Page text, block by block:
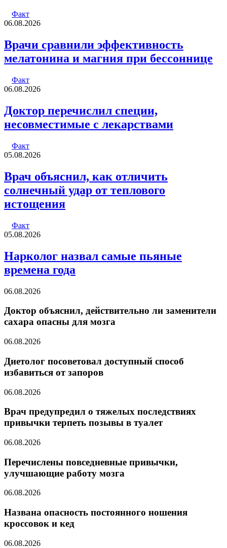
Факт
06.08.2026
Врачи сравнили эффективность
мелатонина и магния при бессоннице
Факт
06.08.2026
Доктор перечислил специи,
несовместимые с лекарствами
Факт
05.08.2026
Врач объяснил, как отличить
солнечный удар от теплового
истощения
Факт
05.08.2026
Нарколог назвал самые пьяные
времена года
06.08.2026
Доктор объяснил, действительно ли заменители
сахара опасны для мозга
06.08.2026
Диетолог посоветовал доступный способ
избавиться от запоров
06.08.2026
Врач предупредил о тяжелых последствиях
привычки терпеть позывы в туалет
06.08.2026
Перечислены повседневные привычки,
улучшающие работу мозга
06.08.2026
Названа опасность постоянного ношения
кроссовок и кед
06.08.2026